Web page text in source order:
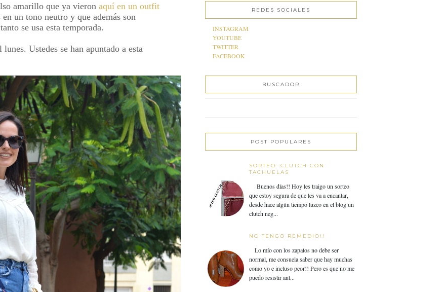
amarillo que ya vieron aquí en un outfit
un tono neutro y que además son
se usa esta temporada.
Ustedes se han apuntado a esta
REDES SOCIALES
INSTAGRAM
YOUTUBE
TWITTER
FACEBOOK
BUSCADOR
POST POPULARES
SORTEO: CLUTCH CON
TACHUELAS
Buenos días!! Hoy les traigo un sorteo
que estoy segura de que les va a encantar,
desde hace algún tiempo luzco en el blog un
clutch neg...
NO TENGO REMEDIO!!
Lo mío con los zapatos no debe ser
normal, me consuela saber que hay muchas
como yo e incluso peor!! Pero es que no me
puedo resistir ant...